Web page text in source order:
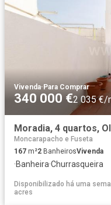
Vivenda·Para Comprar
340 000 €2 035 €/
Moradia, 4 quartos,
Moncarapacho e Fuseta
167 m²2 BanheirosVivenda
·Banheira·Churrasqueira
Disponibilizado há uma
acres